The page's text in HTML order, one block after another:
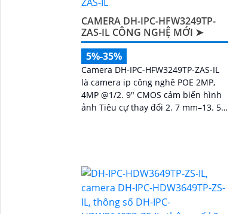
CAMERA DH-IPC-HFW3249TP-
ZAS-IL CÔNG NGHỆ MỚI ➤
5%-35%
Camera DH-IPC-HFW3249TP-ZAS-IL
là camera ip công nghê POE 2MP,
4MP @1/2. 9" CMOS cảm biến hình
ảnh Tiêu cự thay đổi 2. 7 mm–13. 5